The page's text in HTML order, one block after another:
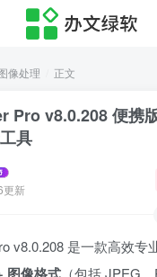
像处理 正文
Pro v8.0.208 便携
具
更新
v8.0.208 是一款高效专
（包括 JPEG